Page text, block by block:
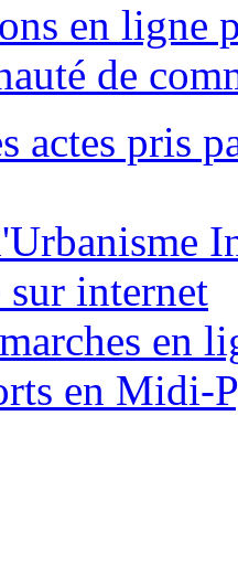
en ligne
de
actes pris
internet
en
en Midi-